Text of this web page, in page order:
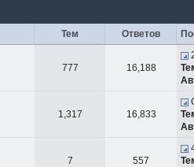
Тем Ответов
777 16,188
1,317 16,833
7 557